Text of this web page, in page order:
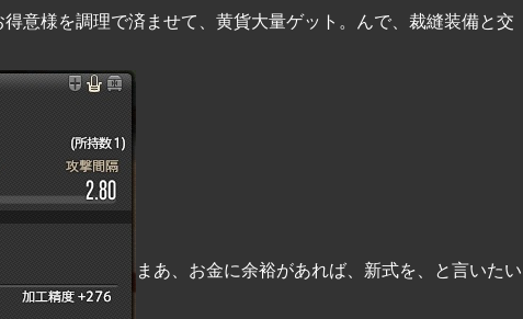
意様を調理で済ませて、黄貨大量ゲット。んで、裁縫装備と交
まあ、お金に余裕があれば、新式を、と言いたい